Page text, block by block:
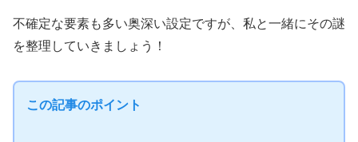
不確定な要素も多い奥深い設定ですが、私と一緒にその謎
を整理していきましょう！
この記事のポイント